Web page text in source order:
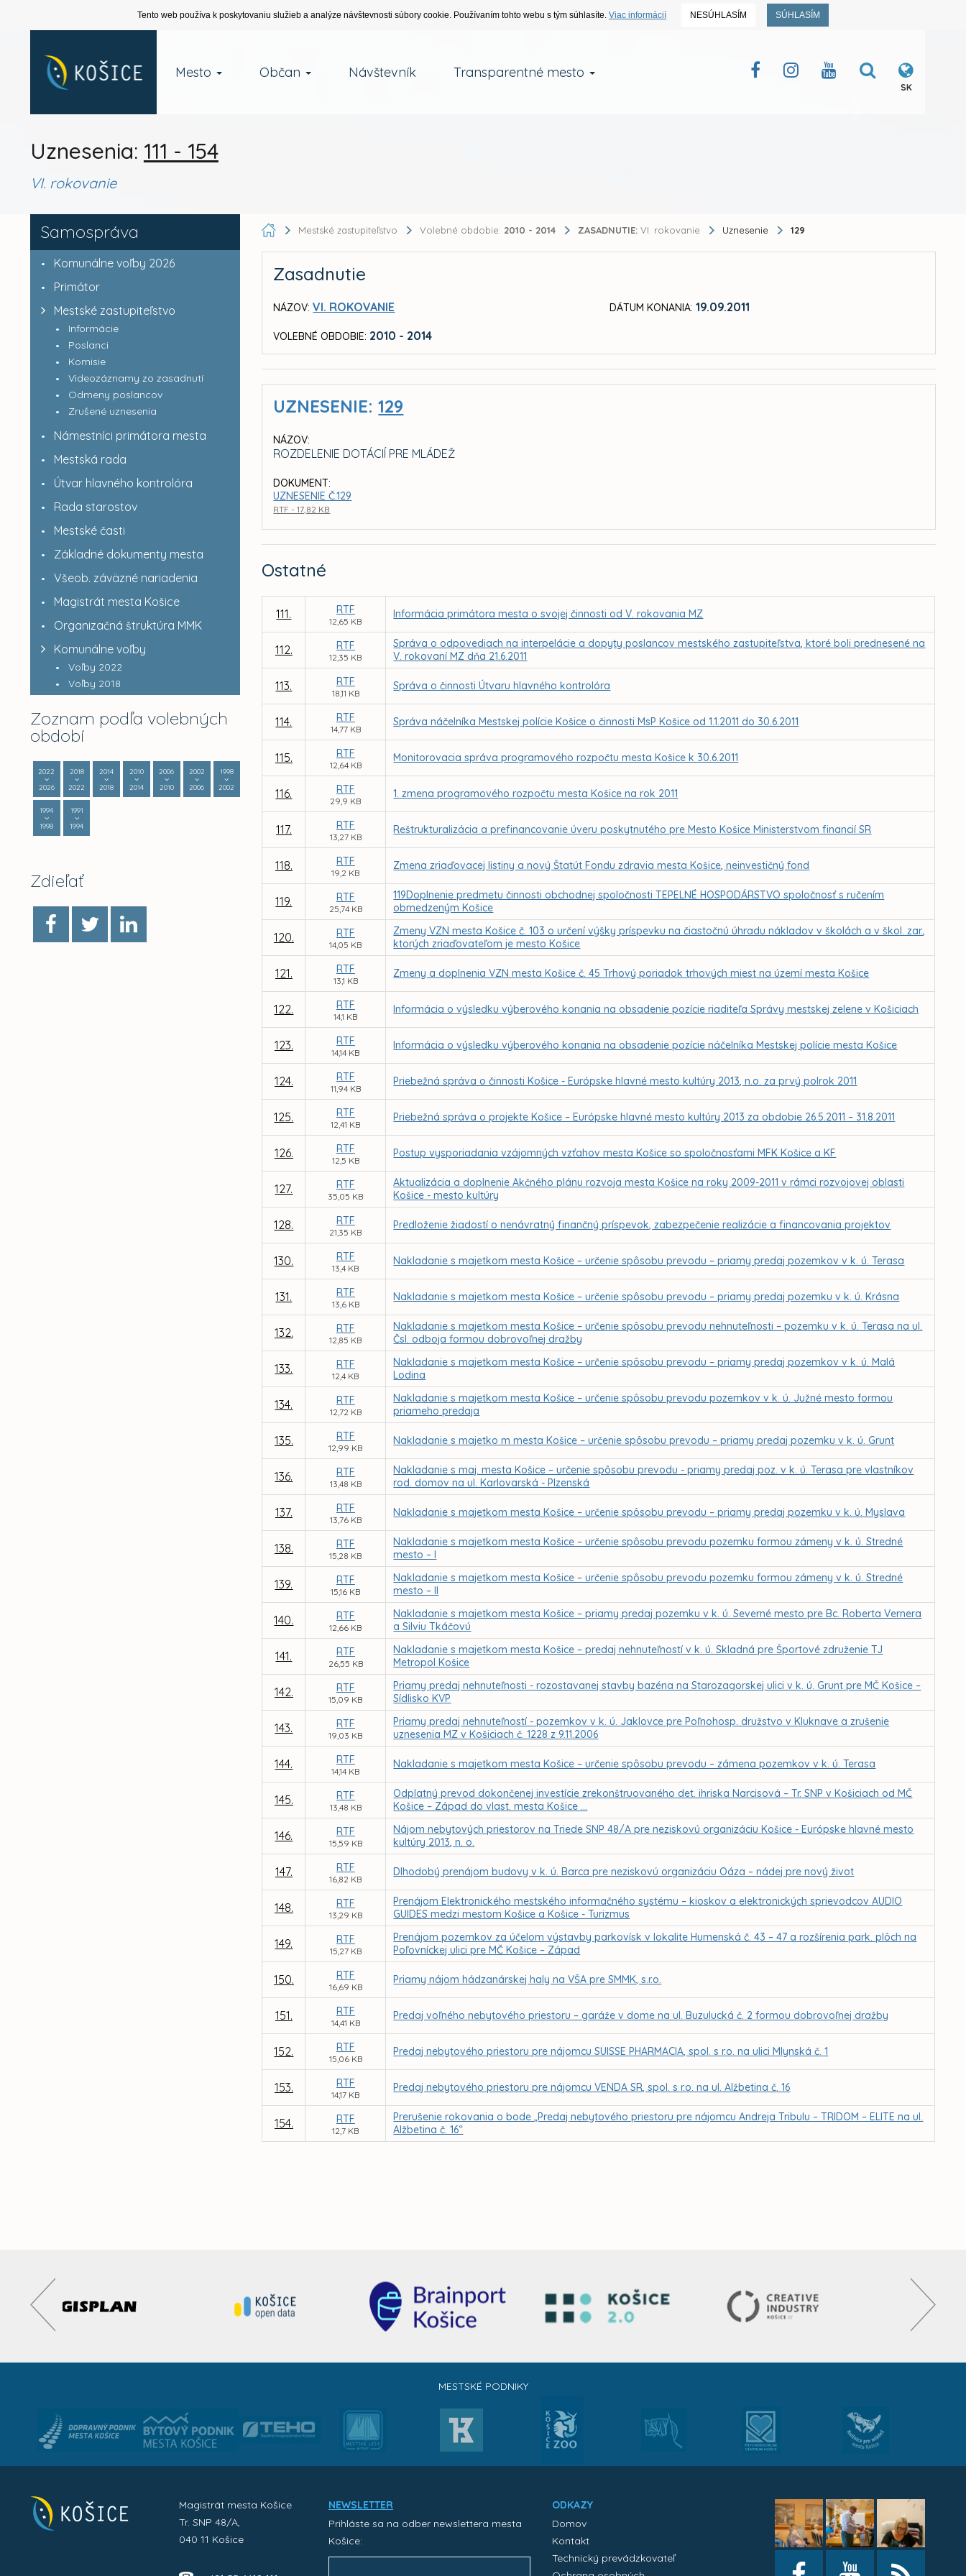
Tento web používa k poskytovaniu služieb a analýze návštevnosti súbory cookie. Používaním tohto webu s tým súhlasíte. Viac informácií NESÚHLASÍM SÚHLASÍM
Mesto Občan Návštevník Transparentné mesto
SK
Uznesenia: 111 - 154
VI. rokovanie
Samospráva
Komunálne voľby 2026
Primátor
Mestské zastupiteľstvo
Informácie
Poslanci
Komisie
Videozáznamy zo zasadnutí
Odmeny poslancov
Zrušené uznesenia
Námestníci primátora mesta
Mestská rada
Útvar hlavného kontrolóra
Rada starostov
Mestské časti
Základné dokumenty mesta
Všeob. záväzné nariadenia
Magistrát mesta Košice
Organizačná štruktúra MMK
Komunálne voľby
Voľby 2022
Voľby 2018
Zoznam podľa volebných
období
2022
2026
2018
2022
2014
2018
2010
2014
2006
2010
2002
2006
1998
2002
1994
1998
1991
1994
Zdieľať
Mestské zastupiteľstvo Volebné obdobie: 2010 - 2014 ZASADNUTIE: VI. rokovanie Uznesenie 129
Zasadnutie
NÁZOV: VI. ROKOVANIE
VOLEBNÉ OBDOBIE: 2010 - 2014
DÁTUM KONANIA: 19.09.2011
UZNESENIE:129
NÁZOV:
ROZDELENIE DOTÁCIÍ PRE MLÁDEŽ
DOKUMENT:
UZNESENIE Č.129
RTF - 17,82 KB
Ostatné
111. RTF
12,65 KB
Informácia primátora mesta o svojej činnosti od V. rokovania MZ
112. RTF
12,35 KB
Správa o odpovediach na interpelácie a dopyty poslancov mestského zastupiteľstva, ktoré boli prednesené na
V. rokovaní MZ dňa 21.6.2011
113. RTF
18,11 KB
Správa o činnosti Útvaru hlavného kontrolóra
114. RTF
14,77 KB
Správa náčelníka Mestskej polície Košice o činnosti MsP Košice od 1.1.2011 do 30.6.2011
115. RTF
12,64 KB
Monitorovacia správa programového rozpočtu mesta Košice k 30.6.2011
116. RTF
29,9 KB
1. zmena programového rozpočtu mesta Košice na rok 2011
117. RTF
13,27 KB
Reštrukturalizácia a prefinancovanie úveru poskytnutého pre Mesto Košice Ministerstvom financií SR
118. RTF
19,2 KB
Zmena zriaďovacej listiny a nový Štatút Fondu zdravia mesta Košice, neinvestičný fond
119. RTF
25,74 KB
119Doplnenie predmetu činnosti obchodnej spoločnosti TEPELNÉ HOSPODÁRSTVO spoločnosť s ručením
obmedzeným Košice
120. RTF
14,05 KB
Zmeny VZN mesta Košice č. 103 o určení výšky príspevku na čiastočnú úhradu nákladov v školách a v škol. zar.,
ktorých zriaďovateľom je mesto Košice
121. RTF
13,1 KB
Zmeny a doplnenia VZN mesta Košice č. 45 Trhový poriadok trhových miest na území mesta Košice
122. RTF
14,1 KB
Informácia o výsledku výberového konania na obsadenie pozície riaditeľa Správy mestskej zelene v Košiciach
123. RTF
14,14 KB
Informácia o výsledku výberového konania na obsadenie pozície náčelníka Mestskej polície mesta Košice
124. RTF
11,94 KB
Priebežná správa o činnosti Košice - Európske hlavné mesto kultúry 2013, n.o. za prvý polrok 2011
125. RTF
12,41 KB
Priebežná správa o projekte Košice – Európske hlavné mesto kultúry 2013 za obdobie 26.5.2011 – 31.8.2011
126. RTF
12,5 KB
Postup vysporiadania vzájomných vzťahov mesta Košice so spoločnosťami MFK Košice a KF
127. RTF
35,05 KB
Aktualizácia a doplnenie Akčného plánu rozvoja mesta Košice na roky 2009-2011 v rámci rozvojovej oblasti
Košice - mesto kultúry
128. RTF
21,35 KB
Predloženie žiadostí o nenávratný finančný príspevok, zabezpečenie realizácie a financovania projektov
130. RTF
13,4 KB
Nakladanie s majetkom mesta Košice – určenie spôsobu prevodu – priamy predaj pozemkov v k. ú. Terasa
131. RTF
13,6 KB
Nakladanie s majetkom mesta Košice – určenie spôsobu prevodu – priamy predaj pozemku v k. ú. Krásna
132. RTF
12,85 KB
Nakladanie s majetkom mesta Košice – určenie spôsobu prevodu nehnuteľnosti – pozemku v k. ú. Terasa na ul.
Čsl. odboja formou dobrovoľnej dražby
133. RTF
12,4 KB
Nakladanie s majetkom mesta Košice – určenie spôsobu prevodu – priamy predaj pozemkov v k. ú. Malá
Lodina
134. RTF
12,72 KB
Nakladanie s majetkom mesta Košice – určenie spôsobu prevodu pozemkov v k. ú. Južné mesto formou
priameho predaja
135. RTF
12,99 KB
Nakladanie s majetko m mesta Košice – určenie spôsobu prevodu – priamy predaj pozemku v k. ú. Grunt
136. RTF
13,48 KB
Nakladanie s maj. mesta Košice – určenie spôsobu prevodu - priamy predaj poz. v k. ú. Terasa pre vlastníkov
rod. domov na ul. Karlovarská - Plzenská
137. RTF
13,76 KB
Nakladanie s majetkom mesta Košice – určenie spôsobu prevodu – priamy predaj pozemku v k. ú. Myslava
138. RTF
15,28 KB
Nakladanie s majetkom mesta Košice – určenie spôsobu prevodu pozemku formou zámeny v k. ú. Stredné
mesto – I
139. RTF
15,16 KB
Nakladanie s majetkom mesta Košice – určenie spôsobu prevodu pozemku formou zámeny v k. ú. Stredné
mesto – II
140. RTF
12,66 KB
Nakladanie s majetkom mesta Košice – priamy predaj pozemku v k. ú. Severné mesto pre Bc. Roberta Vernera
a Silviu Tkáčovú
141. RTF
26,55 KB
Nakladanie s majetkom mesta Košice – predaj nehnuteľností v k. ú. Skladná pre Športové združenie TJ
Metropol Košice
142. RTF
15,09 KB
Priamy predaj nehnuteľnosti - rozostavanej stavby bazéna na Starozagorskej ulici v k. ú. Grunt pre MČ Košice –
Sídlisko KVP
143. RTF
19,03 KB
Priamy predaj nehnuteľností - pozemkov v k. ú. Jaklovce pre Poľnohosp. družstvo v Kluknave a zrušenie
uznesenia MZ v Košiciach č. 1228 z 9.11.2006
144. RTF
14,14 KB
Nakladanie s majetkom mesta Košice – určenie spôsobu prevodu – zámena pozemkov v k. ú. Terasa
145. RTF
13,48 KB
Odplatný prevod dokončenej investície zrekonštruovaného det. ihriska Narcisová – Tr. SNP v Košiciach od MČ
Košice – Západ do vlast. mesta Košice ...
146. RTF
15,59 KB
Nájom nebytových priestorov na Triede SNP 48/A pre neziskovú organizáciu Košice - Európske hlavné mesto
kultúry 2013, n. o.
147. RTF
16,82 KB
Dlhodobý prenájom budovy v k. ú. Barca pre neziskovú organizáciu Oáza – nádej pre nový život
148. RTF
13,29 KB
Prenájom Elektronického mestského informačného systému – kioskov a elektronických sprievodcov AUDIO
GUIDES medzi mestom Košice a Košice - Turizmus
149. RTF
15,27 KB
Prenájom pozemkov za účelom výstavby parkovísk v lokalite Humenská č. 43 – 47 a rozšírenia park. plôch na
Poľovníckej ulici pre MČ Košice – Západ
150. RTF
16,69 KB
Priamy nájom hádzanárskej haly na VŠA pre SMMK, s.r.o.
151. RTF
14,41 KB
Predaj voľného nebytového priestoru – garáže v dome na ul. Buzulucká č. 2 formou dobrovoľnej dražby
152. RTF
15,06 KB
Predaj nebytového priestoru pre nájomcu SUISSE PHARMACIA, spol. s r.o. na ulici Mlynská č. 1
153. RTF
14,17 KB
Predaj nebytového priestoru pre nájomcu VENDA SR, spol. s r.o. na ul. Alžbetina č. 16
154. RTF
12,7 KB
Prerušenie rokovania o bode „Predaj nebytového priestoru pre nájomcu Andreja Tribulu – TRIDOM – ELITE na ul.
Alžbetina č. 16“
MESTSKÉ PODNIKY
Magistrát mesta Košice
Tr. SNP 48/A,
040 11 Košice
NEWSLETTER
Prihláste sa na odber newslettera mesta
Košice:
ODKAZY
Domov
Kontakt
Technický prevádzkovateľ